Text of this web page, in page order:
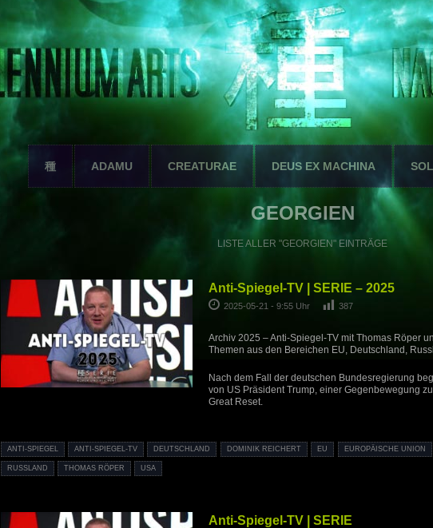
種 ADAMU CREATURAE DEUS EX MACHINA
GEORGIEN
LISTE ALLER "GEORGIEN" EINTRÄGE
Anti-Spiegel-TV | SERIE – 2025
2025-05-21 - 9:55 Uhr 387
Archiv 2025 – Anti-Spiegel-TV mit Thomas Röper
Themen aus den Bereichen EU, Deutschland,
Nach dem Fall der deutschen Bundesregierung
von US Präsident Trump, einer Gegenbewegung
Great Reset.
ANTI-SPIEGEL ANTI-SPIEGEL-TV DEUTSCHLAND DOMINIK REICHERT EU EUROPÄISCHE UNION
RUSSLAND THOMAS RÖPER USA
Anti-Spiegel-TV | SERIE